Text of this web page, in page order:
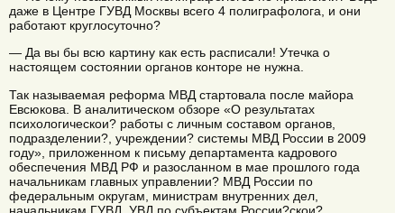
даже в Центре ГУВД Москвы всего 4 полиграфолога, и они
работают круглосуточно?
— Да вы бы всю картину как есть расписали! Утечка о
настоящем состоянии органов конторе не нужна.
Так называемая реформа МВД стартовала после майора
Евсюкова. В аналитическом обзоре «О результатах
психологическои? работы с личным составом органов,
подразделении?, учреждении? системы МВД России в 2009
году», приложенном к письму департамента кадрового
обеспечения МВД РФ и разосланном в мае прошлого года
начальникам главных управлении? МВД России по
федеральным округам, министрам внутренних дел,
начальникам ГУВД, УВД по субъектам России?скои?